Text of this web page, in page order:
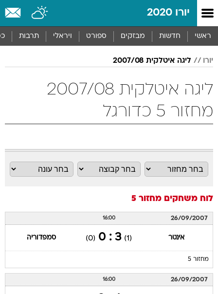
יורו 2020
ראשי חדשות מבזקים ספורט ויראלי תרבות
יורו ליגה איטלקית 2007/08
ליגה איטלקית 2007/08
מחזור 5 כדורגל
לוח משחקים מחזור 5
26/09/2007
16:00
אינטר (1)
3 : 0
(0) סמפדוריה
מחזור 5
26/09/2007
16:00